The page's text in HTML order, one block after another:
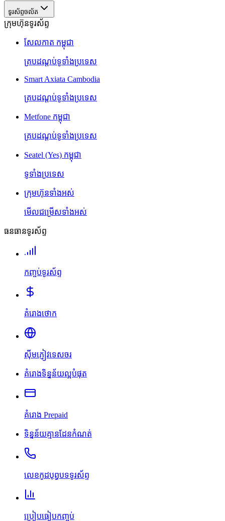
ទូរស័ព្ទចល័ត
ក្រុមហ៊ុនទូរស័ព្ទ
សែលកាត កម្ពុជា
គ្របដណ្តប់ទូទាំងប្រទេស
Smart Axiata Cambodia
គ្របដណ្តប់ទូទាំងប្រទេស
Metfone កម្ពុជា
គ្របដណ្តប់ទូទាំងប្រទេស
Seatel (Yes) កម្ពុជា
ទូទាំងប្រទេស
ក្រុមហ៊ុនទាំងអស់
មើលជម្រើសទាំងអស់
ធនធានទូរស័ព្ទ
កញ្ចប់ទូរស័ព្ទ
គំរោងថោក
ស៊ីមភ្ញៀវទេសចរ
គំរោងទិន្នន័យល្អបំផុត
គំរោង Prepaid
ទិន្នន័យគ្មានដែនកំណត់
លេខកូដបុព្វបទទូរស័ព្ទ
ប្រៀបធៀបកញ្ចប់